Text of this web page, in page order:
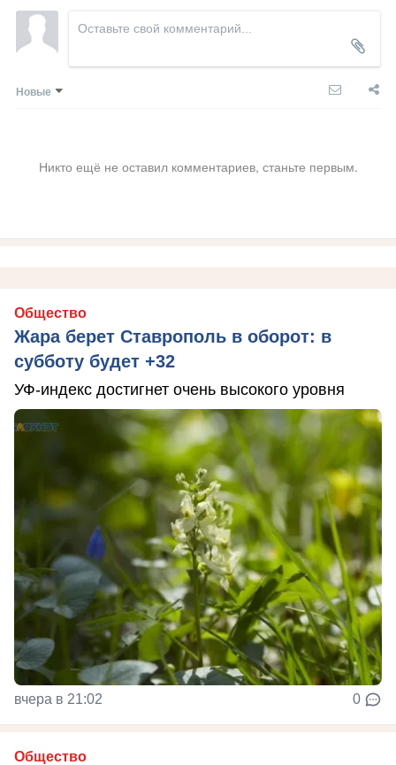
Новые
Никто ещё не оставил комментариев, станьте первым.
Общество
Жара берет Ставрополь в оборот: в
субботу будет +32
УФ-индекс достигнет очень высокого уровня
вчера в 21:02 0
Общество